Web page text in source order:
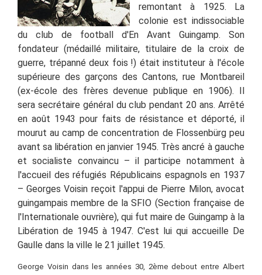
remontant à 1925. La
colonie est indissociable
du club de football d'En Avant Guingamp. Son
fondateur (médaillé militaire, titulaire de la croix de
guerre, trépanné deux fois !) était instituteur à l'école
supérieure des garçons des Cantons, rue Montbareil
(ex-école des frères devenue publique en 1906). Il
sera secrétaire général du club pendant 20 ans. Arrêté
en août 1943 pour faits de résistance et déporté, il
mourut au camp de concentration de Flossenbürg peu
avant sa libération en janvier 1945. Très ancré à gauche
et socialiste convaincu – il participe notamment à
l'accueil des réfugiés Républicains espagnols en 1937
– Georges Voisin reçoit l'appui de Pierre Milon, avocat
guingampais membre de la SFIO (Section française de
l'Internationale ouvrière), qui fut maire de Guingamp à la
Libération de 1945 à 1947. C'est lui qui accueille De
Gaulle dans la ville le 21 juillet 1945.
George Voisin dans les années 30, 2ème debout entre Albert